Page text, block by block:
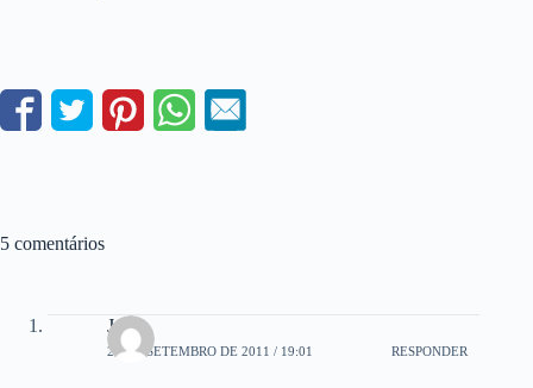
5 comentários
Josy
25 DE SETEMBRO DE 2011 / 19:01 RESPONDER